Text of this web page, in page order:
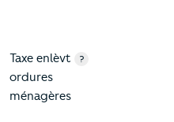
Taxe enlèvt
ordures
ménagères
?